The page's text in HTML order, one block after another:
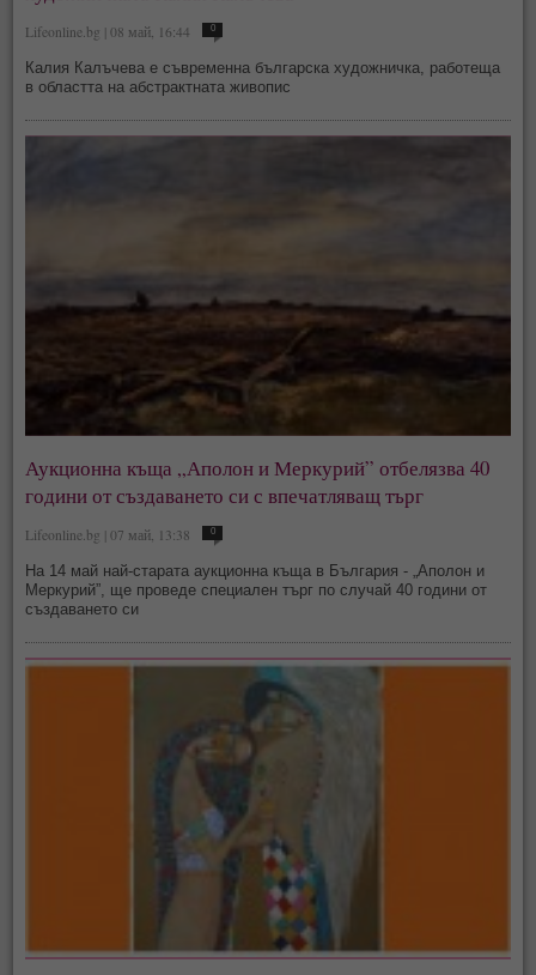
Lifeonline.bg | 08 май, 16:44 0
Калия Калъчева е съвременна българска художничка, работеща
в областта на абстрактната живопис
Аукционна къща „Аполон и Меркурий” отбелязва 40
години от създаването си с впечатляващ търг
Lifeonline.bg | 07 май, 13:38 0
На 14 май най-старата аукционна къща в България - „Аполон и
Меркурий”, ще проведе специален търг по случай 40 години от
създаването си